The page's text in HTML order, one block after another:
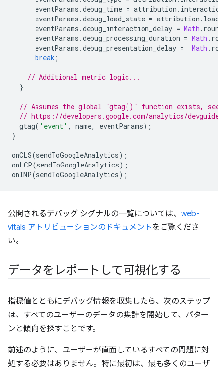
eventParams .debug_time = attribution .
eventParams .debug_load_state = attribution .
eventParams .debug_interaction_delay = Math .
eventParams .debug_processing_duration = Math .
eventParams .debug_presentation_delay = Math .
break ;
// Additional metric logic...
}
// Assumes the global `gtag()` function exists,
// https://developers.google.com/analytics/
gtag( 'event' , name, eventParams);
}
onCLS(sendToGoogleAnalytics);
onLCP(sendToGoogleAnalytics);
onINP(sendToGoogleAnalytics);
公開されるデバッグ シグナルの一覧については、 web-
vitals アトリビューションのドキュメントをご覧くださ
い。
データをレポートして可視化する
指標値とともにデバッグ情報を収集したら、次のステップ
は、すべてのユーザーのデータの集計を開始して、パター
ンと傾向を探すことです。
前述のように、ユーザーが直面しているすべての問題に対
処する必要はありません。特に最初は、最も多くのユーザ